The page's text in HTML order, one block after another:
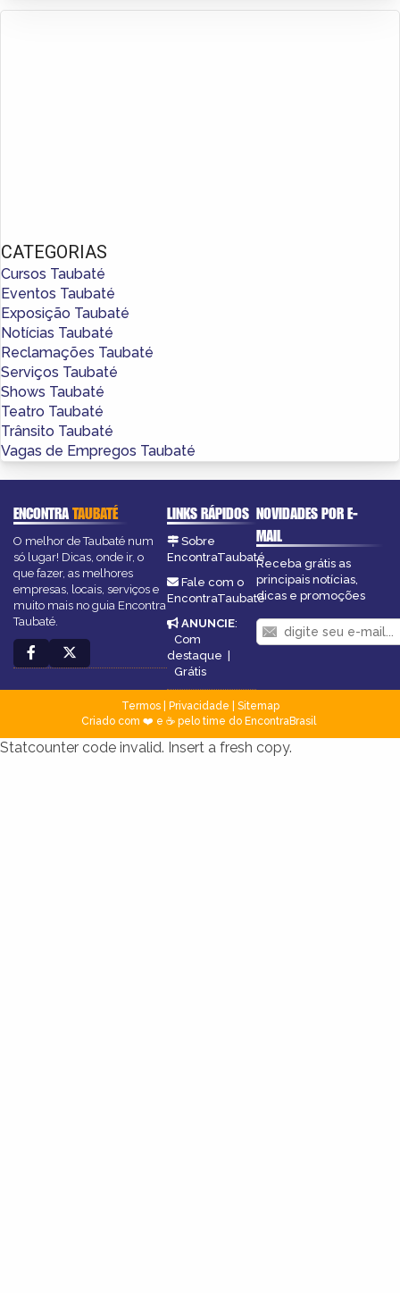
CATEGORIAS
Cursos Taubaté
Eventos Taubaté
Exposição Taubaté
Notícias Taubaté
Reclamações Taubaté
Serviços Taubaté
Shows Taubaté
Teatro Taubaté
Trânsito Taubaté
Vagas de Empregos Taubaté
ENCONTRATAUBATÉ
O melhor de Taubaté num
só lugar! Dicas, onde ir, o
que fazer, as melhores
empresas, locais, serviços e
muito mais no guia Encontra
Taubaté.
LINKS RÁPIDOS
Sobre
EncontraTaubaté
Fale com o
EncontraTaubaté
ANUNCIE:
Com
destaque
Grátis
NOVIDADES POR E-
MAIL
Receba grátis as
principais notícias,
dicas e promoções
Termos| Privacidade
Sitemap
Criado com ❤️ e ☕ pelo time do EncontraBrasil
Statcounter code invalid. Insert a fresh copy.